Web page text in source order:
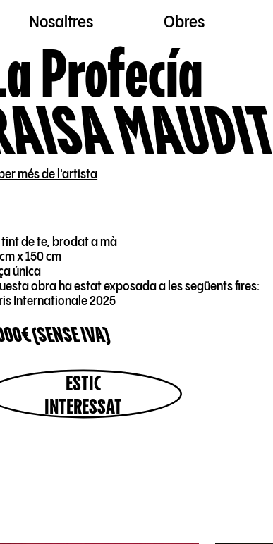
Nosaltres Obres
Profecía
MAUDIT
més de l'artista
tint de te, brodat a mà
x 150 cm
única
obra ha estat exposada a les següents fires:
Internationale 2025
(SENSE IVA)
ESTIC
INTERESSAT